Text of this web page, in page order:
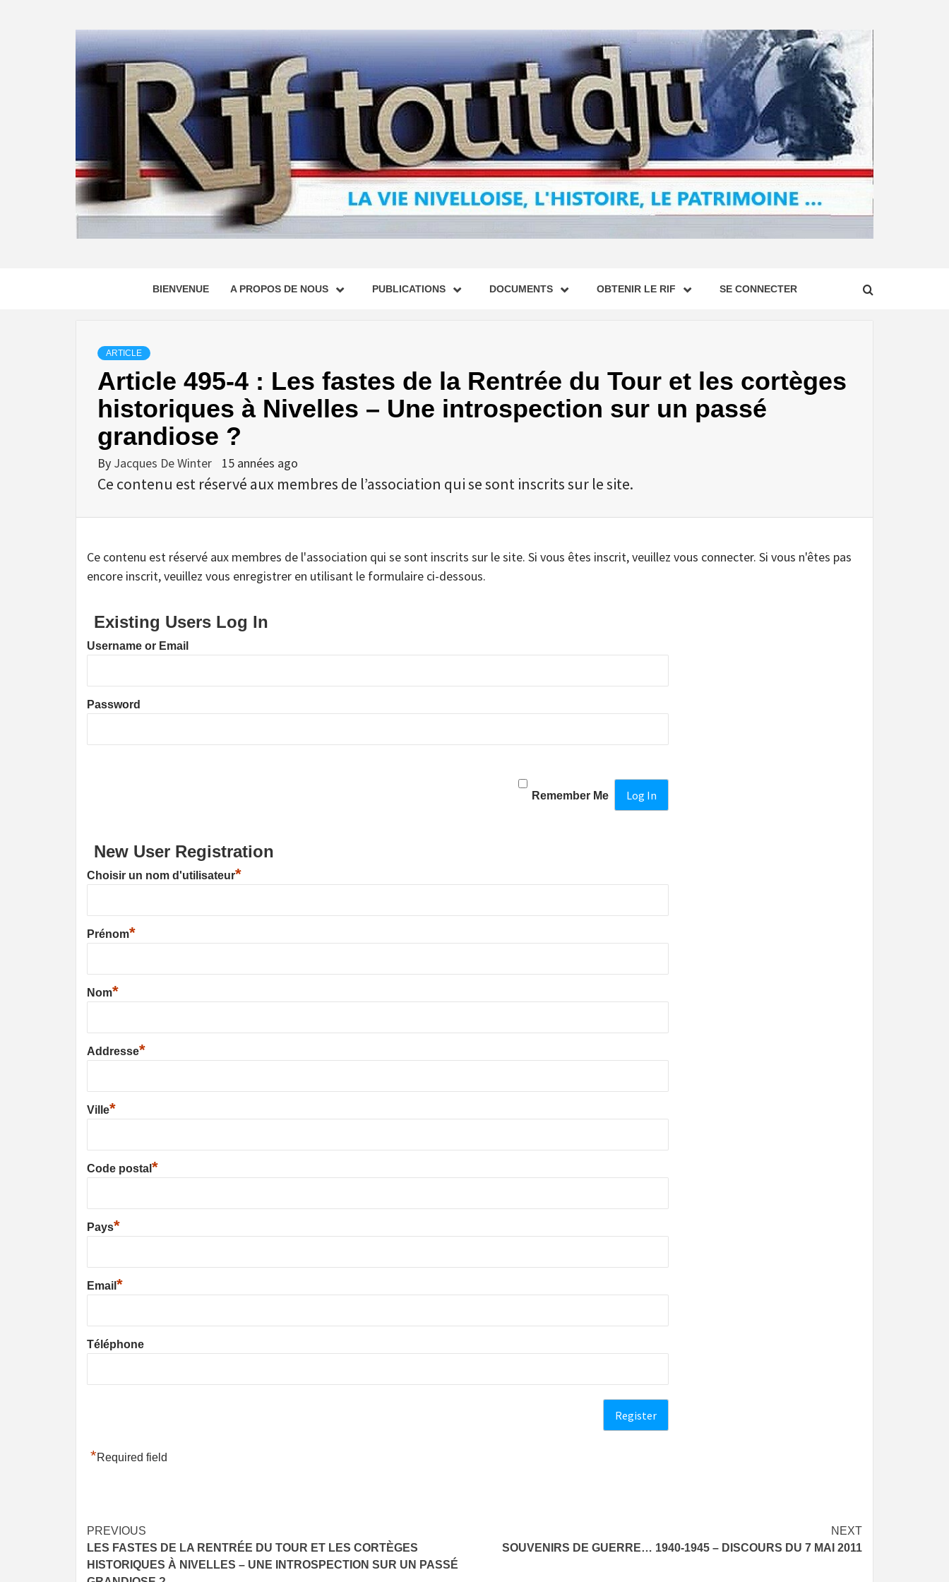
BIENVENUE A PROPOS DE NOUS PUBLICATIONS DOCUMENTS OBTENIR LE RIF SE CONNECTER
ARTICLE
Article 495-4 : Les fastes de la Rentrée du Tour et les cortèges
historiques à Nivelles – Une introspection sur un passé
grandiose ?
By Jacques De Winter 15 années ago
Ce contenu est réservé aux membres de l’association qui se sont inscrits sur le site.
Ce contenu est réservé aux membres de l'association qui se sont inscrits sur le site. Si vous êtes inscrit, veuillez vous connecter. Si vous n'êtes pas
encore inscrit, veuillez vous enregistrer en utilisant le formulaire ci-dessous.
Existing Users Log In
Username or Email
Password
Remember Me
New User Registration
Choisir un nom d'utilisateur*
Prénom*
Nom*
Addresse*
Ville*
Code postal *
Pays*
Email *
Téléphone
*Required field
Post
navigation
PREVIOUS
LES FASTES DE LA RENTRÉE DU TOUR ET LES CORTÈGES
HISTORIQUES À NIVELLES – UNE INTROSPECTION SUR UN PASSÉ
NEXT
SOUVENIRS DE GUERRE… 1940-1945 – DISCOURS DU 7 MAI 2011